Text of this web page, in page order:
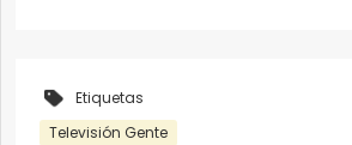
Etiquetas
Televisión Gente